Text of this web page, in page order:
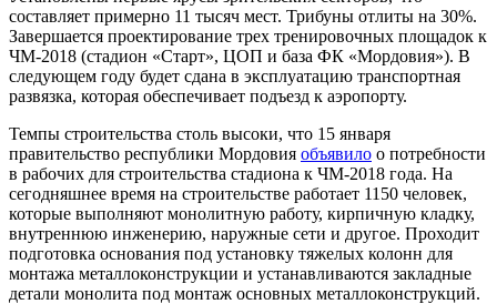
составляет примерно 11 тысяч мест. Трибуны отлиты на 30%.
Завершается проектирование трех тренировочных площадок к
ЧМ-2018 (стадион «Старт», ЦОП и база ФК «Мордовия»). В
следующем году будет сдана в эксплуатацию транспортная
развязка, которая обеспечивает подъезд к аэропорту.
Темпы строительства столь высоки, что 15 января
правительство республики Мордовия объявило о потребности
в рабочих для строительства стадиона к ЧМ-2018 года. На
сегодняшнее время на строительстве работает 1150 человек,
которые выполняют монолитную работу, кирпичную кладку,
внутреннюю инженерию, наружные сети и другое. Проходит
подготовка основания под установку тяжелых колонн для
монтажа металлоконструкции и устанавливаются закладные
детали монолита под монтаж основных металлоконструкций.